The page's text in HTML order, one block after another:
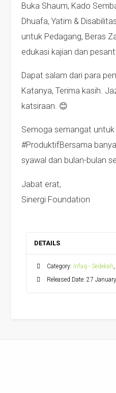
Buka Shaum, Kado
Dhuafa, Yatim &
untuk Pedagang, Beras
edukasi kajian dan
Dapat salam dari para
Katanya, Terima kasih.
katsiraan. 😊
Semoga semangat untuk
#ProduktifBersama
syawal dan bulan-bulan
Jabat erat,
Sinergi Foundation
DETAILS
Category: Infaq - Sedekah,
Released Date: 27